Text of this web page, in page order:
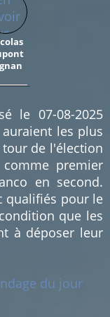
(1) le 07-08-2025
les plus
de l'élection
premier
en second.
qualifiés pour le
que les
à déposer leur
du jour